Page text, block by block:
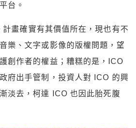
台。
畫確實有其價值所在，現也有不
樂、文字或影像的版權問題，望
創作者的權益；糟糕的是，ICO
府出手管制，投資人對 ICO 的興
淡去，柯達 ICO 也因此胎死腹